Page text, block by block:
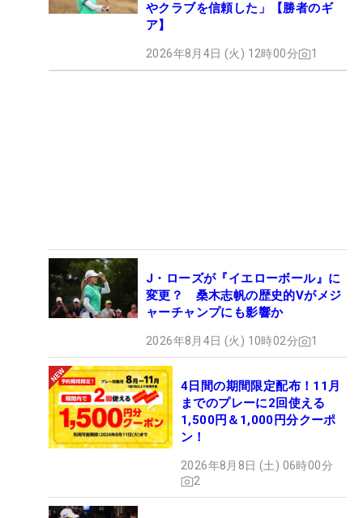
やクラブを信頼した」【勝者のギ
ア】
2026年8月4日 (火) 12時00分 1
J・ローズが『イエローボール』に
変更？ 桑木志帆の歴史的Vがメジ
ャーチャンプにも影響か
2026年8月4日 (火) 10時02分 1
4日間の期間限定配布！11月
までのプレーに2回使える
1,500円＆1,000円分クーポ
ン！
2026年8月8日 (土) 06時00分
2